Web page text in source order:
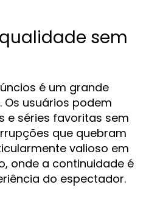
sem
é um grande
Os usuários podem
e séries favoritas sem
que quebram
valioso em
onde a continuidade é
do espectador.